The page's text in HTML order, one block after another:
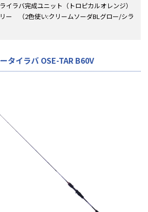
イラバ完成ユニット（トロピカルオレンジ）
ー （2色使い:クリームソーダBLグロー/シラ
タイラバ OSE-TAR B60V